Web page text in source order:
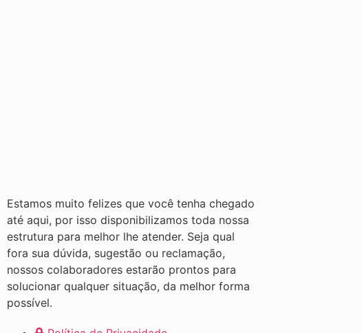
Estamos muito felizes que você tenha chegado
até aqui, por isso disponibilizamos toda nossa
estrutura para melhor lhe atender. Seja qual
fora sua dúvida, sugestão ou reclamação,
nossos colaboradores estarão prontos para
solucionar qualquer situação, da melhor forma
possível.